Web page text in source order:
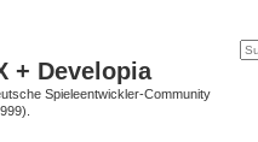
+ Developia
Spieleentwickler-Community